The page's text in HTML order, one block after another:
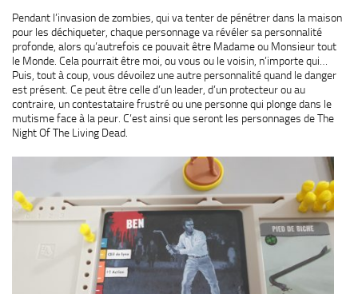
Pendant l’invasion de zombies, qui va tenter de pénétrer dans la maison
pour les déchiqueter, chaque personnage va révéler sa personnalité
profonde, alors qu’autrefois ce pouvait être Madame ou Monsieur tout
le Monde. Cela pourrait être moi, ou vous ou le voisin, n’importe qui…
Puis, tout à coup, vous dévoilez une autre personnalité quand le danger
est présent. Ce peut être celle d’un leader, d’un protecteur ou au
contraire, un contestataire frustré ou une personne qui plonge dans le
mutisme face à la peur. C’est ainsi que seront les personnages de The
Night Of The Living Dead.